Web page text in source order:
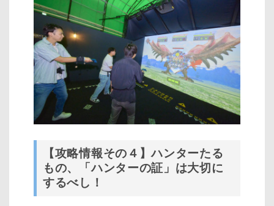
【攻略情報その４】ハンターたる
もの、「ハンターの証」は大切に
するべし！